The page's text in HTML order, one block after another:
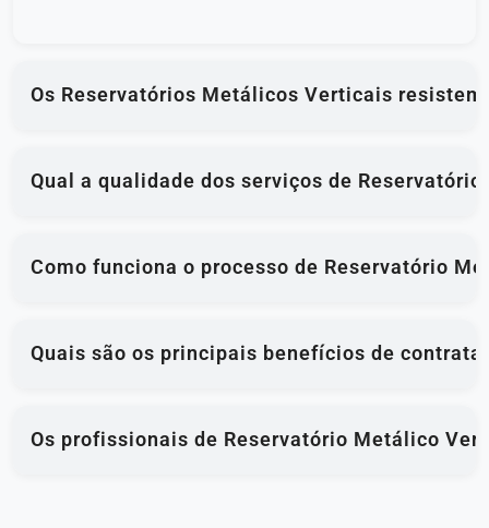
Os Reservatórios Metálicos Verticais
Qual a qualidade dos serviços de
Como funciona o processo de Reservatório
Quais são os principais benefícios de
Os profissionais de Reservatório Metálico